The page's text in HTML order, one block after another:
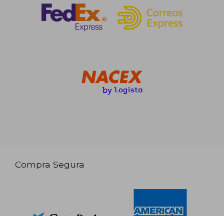
Compra Segura